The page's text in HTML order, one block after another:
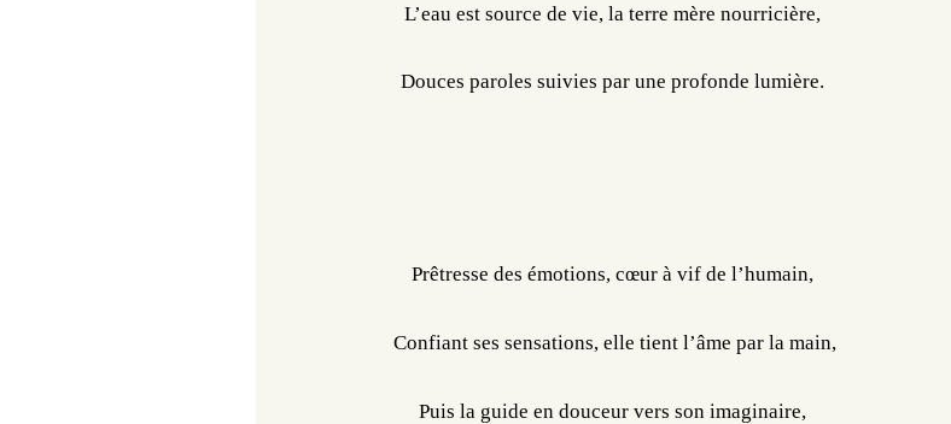
L’eau est source de vie, la terre mère nourricière,
Douces paroles suivies par une profonde lumière.
Prêtresse des émotions, cœur à vif de l’humain,
Confiant ses sensations, elle tient l’âme par la main,
Puis la guide en douceur vers son imaginaire,